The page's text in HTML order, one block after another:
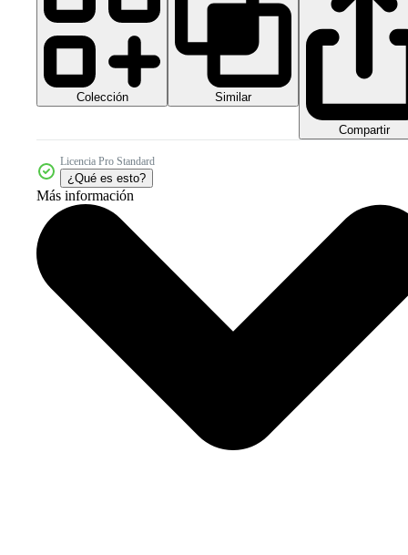
Colección Similar
Compartir
Licencia Pro Standard
¿Qué es esto?
Más información